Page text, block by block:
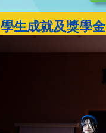
學生成就及獎學金